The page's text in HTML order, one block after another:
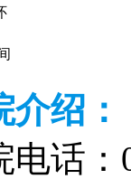
绍：
话：